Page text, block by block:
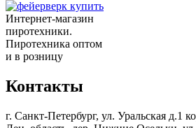
Интернет-магазин
пиротехники.
Пиротехника оптом
и в розницу
Контакты
г. Санкт-Петербург, ул. Уральская д.1